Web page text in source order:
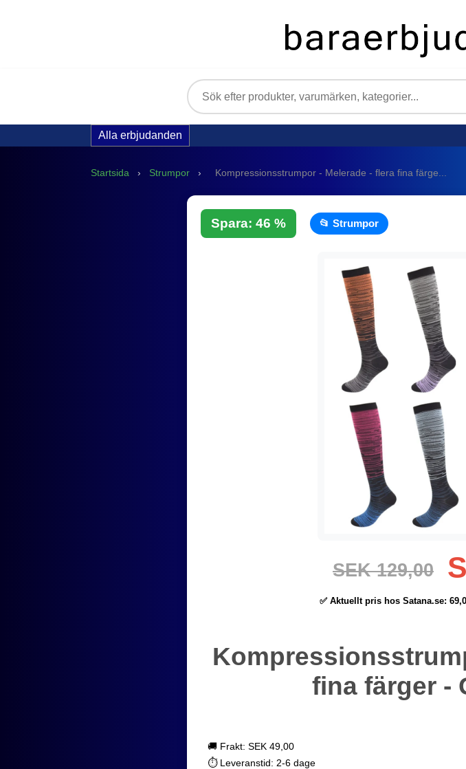
Alla erbjudanden
Startsida › Strumpor › Kompressionsstrumpor - Melerade - flera fina färge...
Spara: 46 % 📂 Strumpor
SEK 129,00
✅ Aktuellt pris hos Satana.se:
fina färger -
🚚 Frakt: SEK 49,00
⏱️ Leveranstid: 2-6 dage